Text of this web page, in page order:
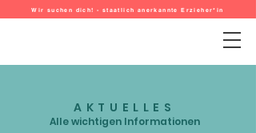
Wir suchen dich! - staatlich anerkannte Erzieher*in
AKTUELLES
Alle wichtigen Informationen